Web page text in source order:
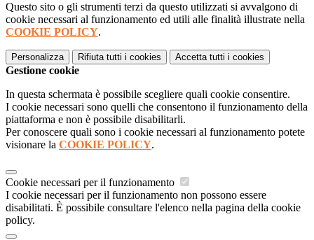
Questo sito o gli strumenti terzi da questo utilizzati si avvalgono di
cookie necessari al funzionamento ed utili alle finalità illustrate nella
COOKIE POLICY.
Personalizza Rifiuta tutti i cookies Accetta tutti i cookies
Gestione cookie
In questa schermata è possibile scegliere quali cookie consentire.
I cookie necessari sono quelli che consentono il funzionamento della
piattaforma e non è possibile disabilitarli.
Per conoscere quali sono i cookie necessari al funzionamento potete
visionare la COOKIE POLICY.
Cookie necessari per il funzionamento
I cookie necessari per il funzionamento non possono essere
disabilitati. È possibile consultare l'elenco nella pagina della cookie
policy.